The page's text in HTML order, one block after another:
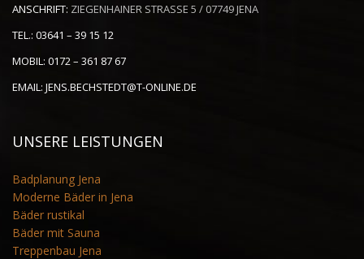
ANSCHRIFT: ZIEGENHAINER STRASSE 5 / 07749 JENA
TEL.: 03641 – 39 15 12
MOBIL: 0172 – 361 87 67
EMAIL: JENS.BECHSTEDT@T-ONLINE.DE
UNSERE LEISTUNGEN
Badplanung Jena
Moderne Bäder in Jena
Bäder rustikal
Bäder mit Sauna
Treppenbau Jena